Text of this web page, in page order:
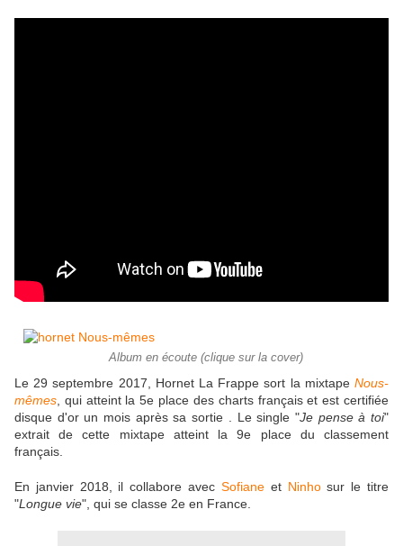
Album en écoute (clique sur la cover)
Le 29 septembre 2017, Hornet La Frappe sort la mixtape Nous-
mêmes , qui atteint la 5e place des charts français et est certifiée
disque d'or un mois après sa sortie . Le single "Je pense à toi"
extrait de cette mixtape atteint la 9e place du classement
français.
En janvier 2018, il collabore avec Sofianeet Ninhosur le titre
"Longue vie", qui se classe 2e en France.